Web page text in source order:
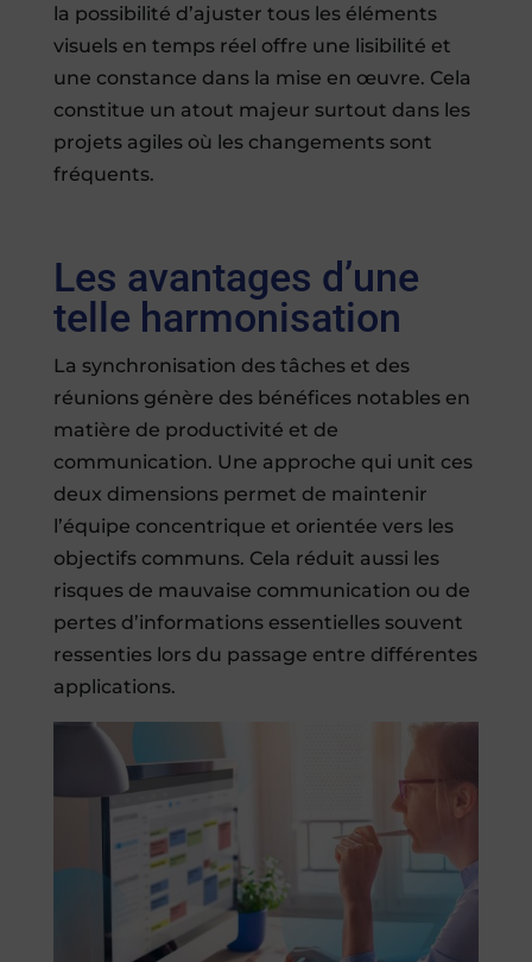
la possibilité d’ajuster tous les éléments
visuels en temps réel offre une lisibilité et
une constance dans la mise en œuvre. Cela
constitue un atout majeur surtout dans les
projets agiles où les changements sont
fréquents.
Les avantages d’une
telle harmonisation
La synchronisation des tâches et des
réunions génère des bénéfices notables en
matière de productivité et de
communication. Une approche qui unit ces
deux dimensions permet de maintenir
l’équipe concentrique et orientée vers les
objectifs communs. Cela réduit aussi les
risques de mauvaise communication ou de
pertes d’informations essentielles souvent
ressenties lors du passage entre différentes
applications.